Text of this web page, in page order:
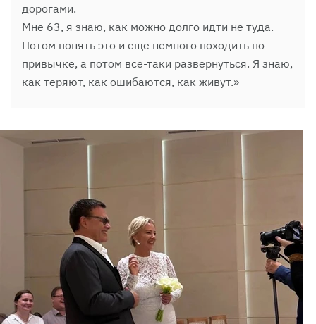
дорогами.
Мне 63, я знаю, как можно долго идти не туда.
Потом понять это и еще немного походить по
привычке, а потом все-таки развернуться. Я знаю,
как теряют, как ошибаются, как живут.»